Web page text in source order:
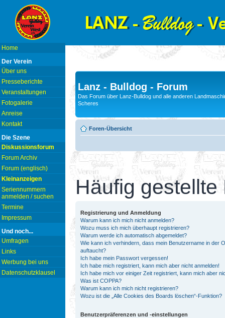
Home
Der Verein
Über uns
Presseberichte
Veranstaltungen
Fotogalerie
Anreise
Kontakt
Die Szene
Diskussionsforum
Forum Archiv
Forum (englisch)
Kleinanzeigen
Seriennummern
anmelden / suchen
Termine
Impressum
Und noch...
Umfragen
Links
Werbung bei uns
Datenschutzklausel
Lanz - Bulldog - Forum
Das Forum über Lanz-Bulldog und alle anderen
Scheres
Foren-Übersicht
Häufig gestellte
Registrierung und Anmeldung
Warum kann ich mich nicht anmelden?
Wozu muss ich mich überhaupt registrieren?
Warum werde ich automatisch abgemeldet?
Wie kann ich verhindern, dass mein Benutzername in der
auftaucht?
Ich habe mein Passwort vergessen!
Ich habe mich registriert, kann mich aber nicht anmelden!
Ich habe mich vor einiger Zeit registriert, kann mich aber
Was ist COPPA?
Warum kann ich mich nicht registrieren?
Wozu ist die „Alle Cookies des Boards löschen“-Funktion?
Benutzerpräferenzen und -einstellungen